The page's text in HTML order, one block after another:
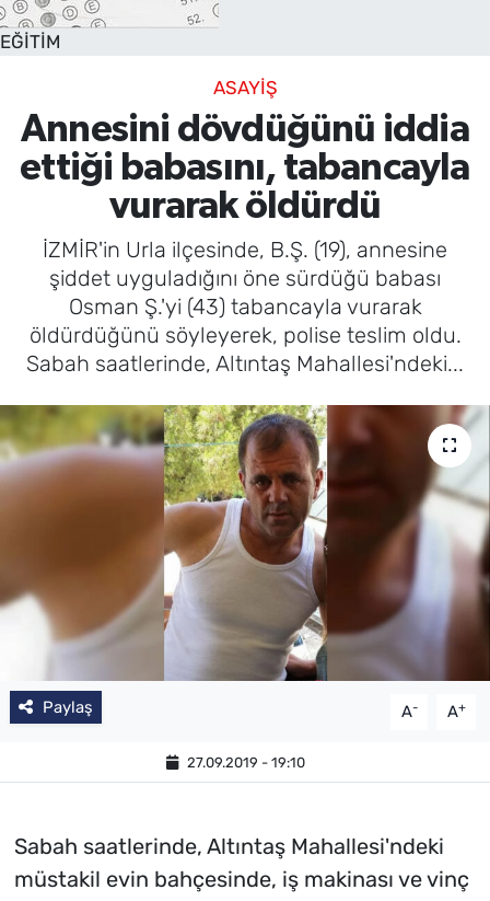
EĞİTİM
ASAYİŞ
Annesini dövdüğünü iddia
ettiği babasını, tabancayla
vurarak öldürdü
İZMİR'in Urla ilçesinde, B.Ş. (19), annesine
şiddet uyguladığını öne sürdüğü babası
Osman Ş.'yi (43) tabancayla vurarak
öldürdüğünü söyleyerek, polise teslim oldu.
Sabah saatlerinde, Altıntaş Mahallesi'ndeki...
Paylaş A- A+
27.09.2019 - 19:10
Sabah saatlerinde, Altıntaş Mahallesi'ndeki
müstakil evin bahçesinde, iş makinası ve vinç